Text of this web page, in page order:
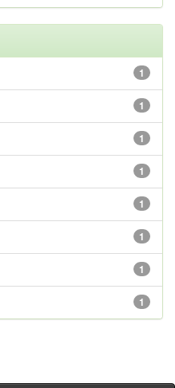
1
1
1
1
1
1
1
1